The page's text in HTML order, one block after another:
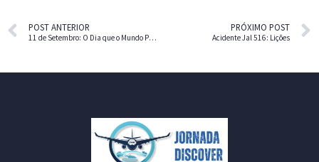
POST ANTERIOR
11 de Setembro: O Dia que o Mundo Parou
PRÓXIMO POST
Acidente Jal 516: Lições